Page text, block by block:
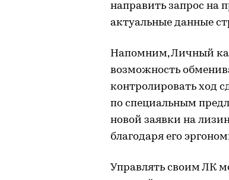
направить запрос на
актуальные данные
Напомним, Личный
возможность
контролировать ход
по специальным
новой заявки на
благодаря его
Управлять своим ЛК